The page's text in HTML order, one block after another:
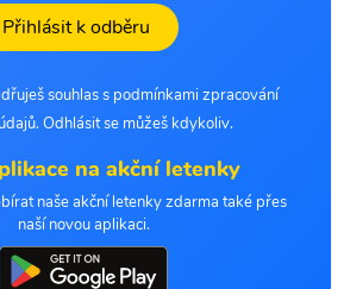
Přihlásit k odběru
souhlas s podmínkami zpracování
Odhlásit se můžeš kdykoliv.
na akční letenky
naše akční letenky zdarma také přes
naší novou aplikaci.